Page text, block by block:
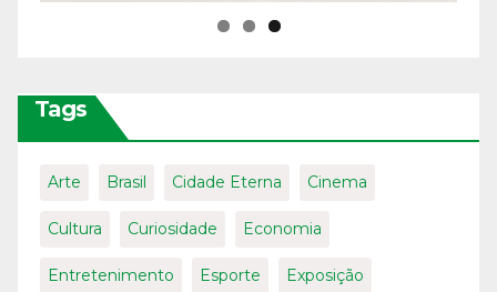
Tags
Arte Brasil Cidade Eterna Cinema
Cultura Curiosidade Economia
Entretenimento Esporte Exposição